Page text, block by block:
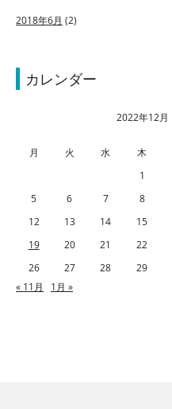
2018年6月 (2)
カレンダー
2022年12月
月 火 水 木
1
5
6 7 8
12
13 14 15
19
20 21 22
26
27 28 29
« 11月
1月 »